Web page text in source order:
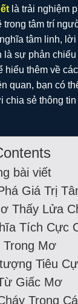
là trải nghiệm
trong tâm trí
tâm linh,
là sự phản
hiểu thêm về
quan, bạn có
chia sẻ thông
bài viết
Giá Trị
Thấy Lửa
Tích Cực
Trong Mơ
Tiêu
Giấc Mơ
Trong